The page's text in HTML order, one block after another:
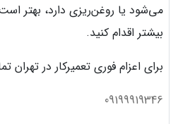
می‌شود یا روغن‌ریزی دارد، بهتر
بیشتر اقدام کنید.
برای اعزام فوری تعمیرکار در تهران
09199919346